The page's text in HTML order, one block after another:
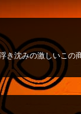
き沈みの激しいこ